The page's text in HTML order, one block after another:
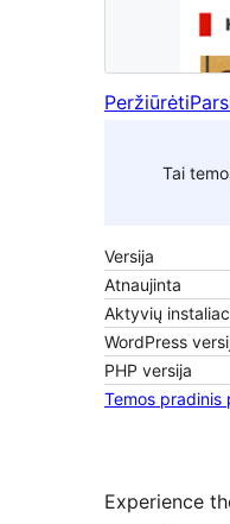
Peržiūrėti
Tai
Versija
Atnaujinta
Aktyvių
WordPress
PHP versija
Temos pradinis
Experience